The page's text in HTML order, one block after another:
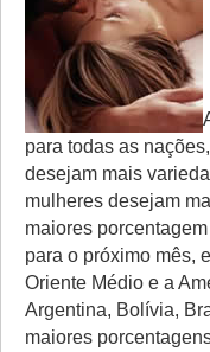
para todas as
desejam mais
mulheres desejam
maiores
para o próximo mês,
Oriente Médio e a
Argentina, Bolívia,
maiores